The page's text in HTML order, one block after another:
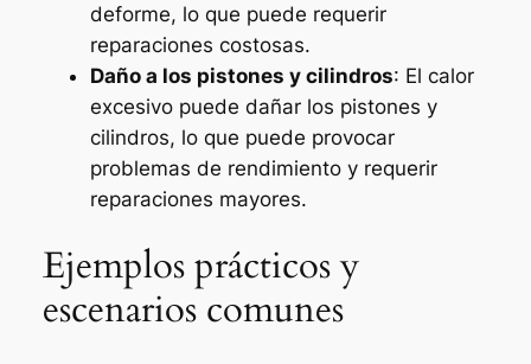
deforme, lo que puede requerir
reparaciones costosas.
Daño a los pistones y cilindros: El calor
excesivo puede dañar los pistones y
cilindros, lo que puede provocar
problemas de rendimiento y requerir
reparaciones mayores.
Ejemplos prácticos y
escenarios comunes